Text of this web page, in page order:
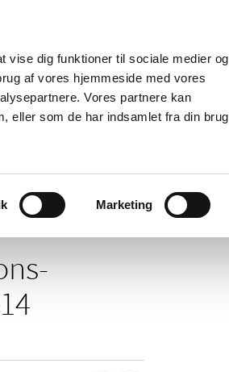
vise dig funktioner til sociale medier og
af vores hjemmeside med vores
Vores partnere kan
eller som de har indsamlet fra din brug
Marketing
Om os Kontakt Udgivelser
Apoteker og salg af
Medicinsk